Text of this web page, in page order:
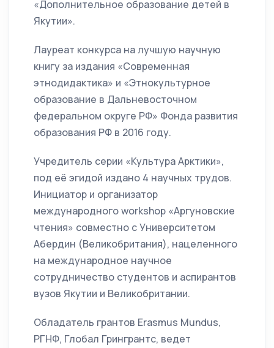
«Дополнительное образование детей в
Якутии».
Лауреат конкурса на лучшую научную
книгу за издания «Современная
этнодидактика» и «Этнокультурное
образование в Дальневосточном
федеральном округе РФ» Фонда развития
образования РФ в 2016 году.
Учредитель серии «Культура Арктики»,
под её эгидой издано 4 научных трудов.
Инициатор и организатор
международного workshop «Аргуновские
чтения» совместно с Университетом
Абердин (Великобритания), нацеленного
на международное научное
сотрудничество студентов и аспирантов
вузов Якутии и Великобритании.
Обладатель грантов Erasmus Mundus,
РГНФ, Глобал Грингрантс, ведет